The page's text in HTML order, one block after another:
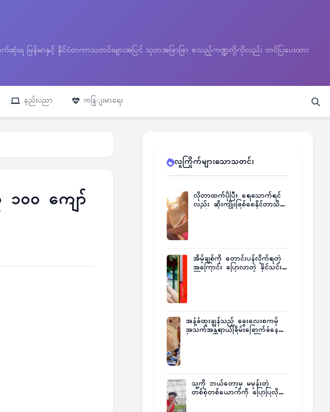
နောက်ဆုံးရ မြန်မာနှင့် နိုင်ငံတကာသတင်းများအပြင် သုတအဖြာဖြာ စသည့်ကဏ္ဍတို့ကိုလည်း တင်ပြပေးထား
နည်းပညာ ကနြျးမာရေး
၁၀၀ ကျော်
လူကြိုက်များသောသတင်း
လိုတာထက်ပိုပြီး ရေသောက်ရင်
လည်း ဆိုးကျိုးဖြစ်စေနိုင်တာသိရဲ့
အိမ့်ချစ်ကို တောင်းပန်လိုက်ရတဲ့
အကြောင်း ပြောလာတဲ့ ခိုင်သင်း
အနံ့ခံထူးချွန်သည့် ခွေးလေးစကမ့်
အသက်အန္တရာယ်ခြိမ်းခြောက်ခံနေရ
သူ့ကို ဘယ်တော့မှ မမုန်းတဲ့
တစ်စုံတစ်ယောက်ကို ပြောပြလိုက်